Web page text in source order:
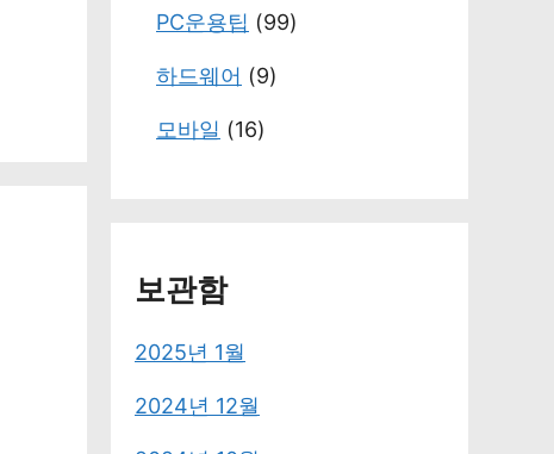
PC운용팁 (99)
하드웨어 (9)
모바일 (16)
보관함
2025년 1월
2024년 12월